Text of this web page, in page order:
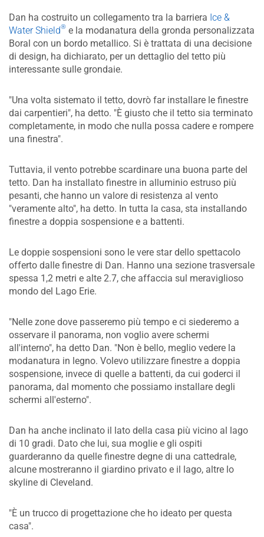
Dan ha costruito un collegamento tra la barriera Ice &
Water Shield® e la modanatura della gronda personalizzata
Boral con un bordo metallico. Si è trattata di una decisione
di design, ha dichiarato, per un dettaglio del tetto più
interessante sulle grondaie.
"Una volta sistemato il tetto, dovrò far installare le finestre
dai carpentieri", ha detto. "È giusto che il tetto sia terminato
completamente, in modo che nulla possa cadere e rompere
una finestra".
Tuttavia, il vento potrebbe scardinare una buona parte del
tetto. Dan ha installato finestre in alluminio estruso più
pesanti, che hanno un valore di resistenza al vento
"veramente alto", ha detto. In tutta la casa, sta installando
finestre a doppia sospensione e a battenti.
Le doppie sospensioni sono le vere star dello spettacolo
offerto dalle finestre di Dan. Hanno una sezione trasversale
spessa 1,2 metri e alte 2.7, che affaccia sul meraviglioso
mondo del Lago Erie.
"Nelle zone dove passeremo più tempo e ci siederemo a
osservare il panorama, non voglio avere schermi
all'interno", ha detto Dan. "Non è bello, meglio vedere la
modanatura in legno. Volevo utilizzare finestre a doppia
sospensione, invece di quelle a battenti, da cui goderci il
panorama, dal momento che possiamo installare degli
schermi all'esterno".
Dan ha anche inclinato il lato della casa più vicino al lago
di 10 gradi. Dato che lui, sua moglie e gli ospiti
guarderanno da quelle finestre degne di una cattedrale,
alcune mostreranno il giardino privato e il lago, altre lo
skyline di Cleveland.
"È un trucco di progettazione che ho ideato per questa
casa".